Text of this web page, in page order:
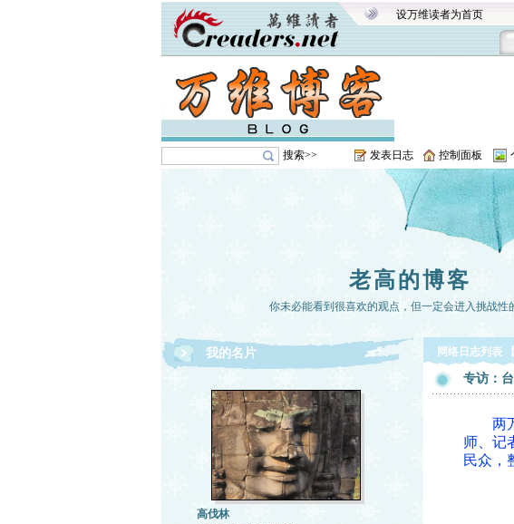
设万维读者为首页
搜索>> 发表日志 控制面板
老高的博客
你未必能看到很喜欢的观点，但一定会进入挑战性
我的名片
高伐林
网络日志列表 【
专访：
两万
师、记
民众，